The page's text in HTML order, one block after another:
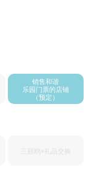
销售和谐
乐园门票的店铺
（预定）
三丽鸥+ 礼品交换